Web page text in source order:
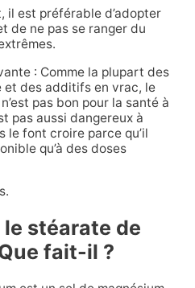
il est préférable d’adopter
de ne pas se ranger du
: Comme la plupart des
et des additifs en vrac, le
pas bon pour la santé à
pas aussi dangereux à
le font croire parce qu’il
qu’à des doses
le stéarate de
fait-il ?